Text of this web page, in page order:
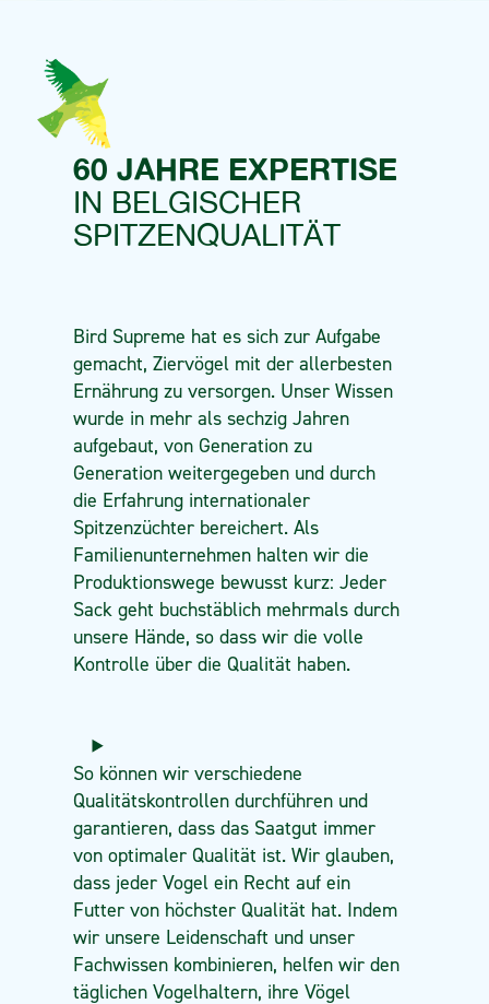
60 JAHRE EXPERTISE
IN BELGISCHER
SPITZENQUALITÄT
Bird Supreme hat es sich zur Aufgabe
gemacht, Ziervögel mit der allerbesten
Ernährung zu versorgen. Unser Wissen
wurde in mehr als sechzig Jahren
aufgebaut, von Generation zu
Generation weitergegeben und durch
die Erfahrung internationaler
Spitzenzüchter bereichert. Als
Familienunternehmen halten wir die
Produktionswege bewusst kurz: Jeder
Sack geht buchstäblich mehrmals durch
unsere Hände, so dass wir die volle
Kontrolle über die Qualität haben.
So können wir verschiedene
Qualitätskontrollen durchführen und
garantieren, dass das Saatgut immer
von optimaler Qualität ist. Wir glauben,
dass jeder Vogel ein Recht auf ein
Futter von höchster Qualität hat. Indem
wir unsere Leidenschaft und unser
Fachwissen kombinieren, helfen wir den
täglichen Vogelhaltern, ihre Vögel